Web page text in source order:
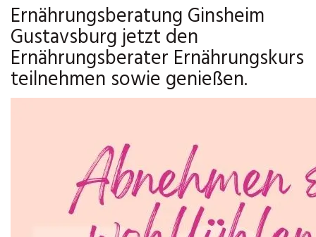
Ernährungsberatung Ginsheim
Gustavsburg jetzt den
Ernährungsberater Ernährungskurs
teilnehmen sowie genießen.